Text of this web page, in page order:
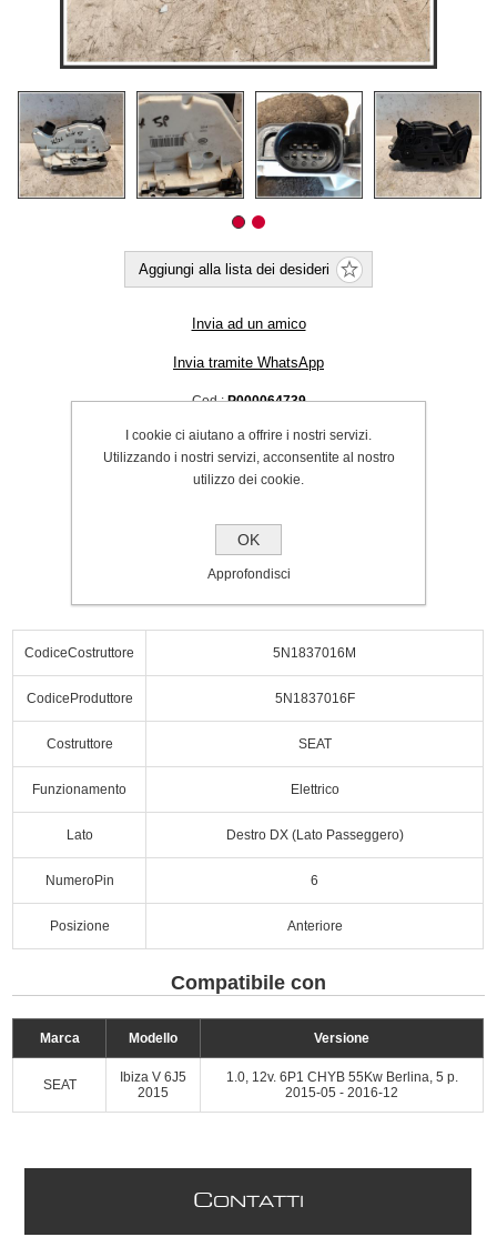
Aggiungi alla lista dei desideri
Invia ad un amico
Invia tramite WhatsApp
Cod.: P000064739
SPEDIZIONE INCLUSA
€58.00
Acquista
CodiceCostruttore 5N1837016M
CodiceProduttore 5N1837016F
Costruttore SEAT
Funzionamento Elettrico
Lato Destro DX (Lato Passeggero)
NumeroPin 6
Posizione Anteriore
Compatibile con
Marca Modello Versione
SEAT
Ibiza V 6J5
2015
1.0, 12v. 6P1 CHYB 55Kw Berlina, 5 p.
2015-05 - 2016-12
CONTATTI
I cookie ci aiutano a offrire i nostri servizi.
Utilizzando i nostri servizi, acconsentite al nostro
utilizzo dei cookie.
OK
Approfondisci